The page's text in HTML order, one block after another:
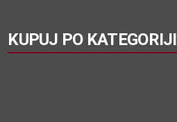
KUPUJ PO KATEGORIJI